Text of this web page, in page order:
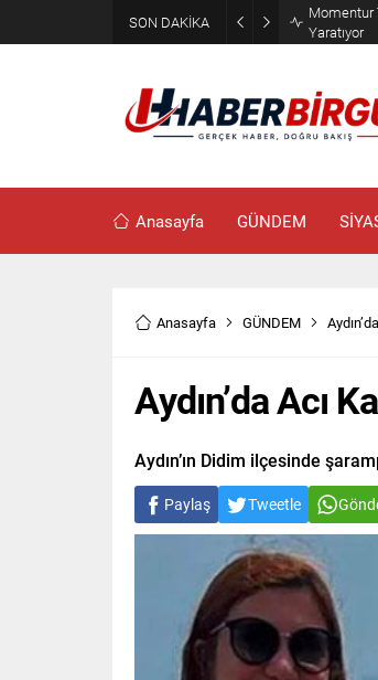
SON DAKİKA
Erdoğan,
Görüşecek
Anasayfa GÜNDEM
Anasayfa GÜNDEM
Aydın’da Acı
Aydın’ın Didim ilçesinde
Paylaş Tweetle